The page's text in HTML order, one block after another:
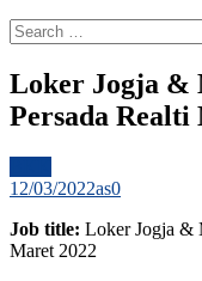
Search
for:
Loker Jogja &
Persada Realti
12/03/2022as0
Job title: Loker Jogja &
Maret 2022